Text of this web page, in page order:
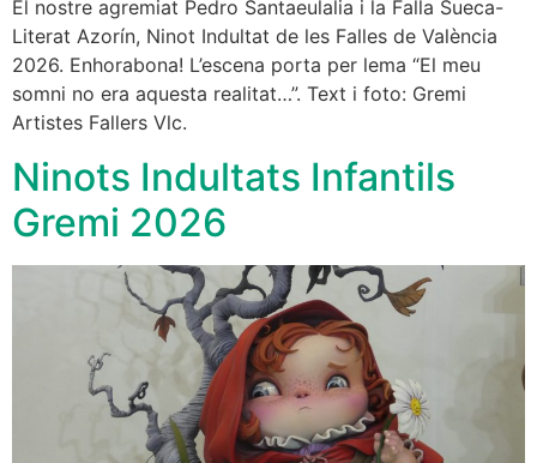
El nostre agremiat Pedro Santaeulalia i la Falla Sueca-
Literat Azorín, Ninot Indultat de les Falles de València
2026. Enhorabona! L’escena porta per lema “El meu
somni no era aquesta realitat…”. Text i foto: Gremi
Artistes Fallers Vlc.
Ninots Indultats Infantils
Gremi 2026